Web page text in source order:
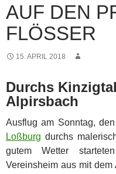
AUF DEN
FLÖSSER
15. APRIL 2018
Durchs
Alpirsbach
Ausflug am Sonntag,
Loßburg durchs
gutem Wetter
Vereinsheim aus mit